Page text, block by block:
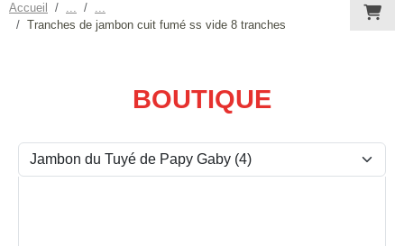
Accueil
Tranches de jambon cuit fumé ss vide 8 tranches
BOUTIQUE